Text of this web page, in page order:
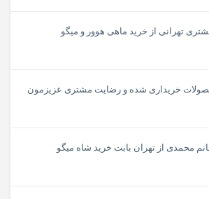
تهرانی از خرید ماهی هوور و میگو
خریداری شده و رضایت مشتری عزیزمون
محمدی از تهران بابت خرید شاه میگو